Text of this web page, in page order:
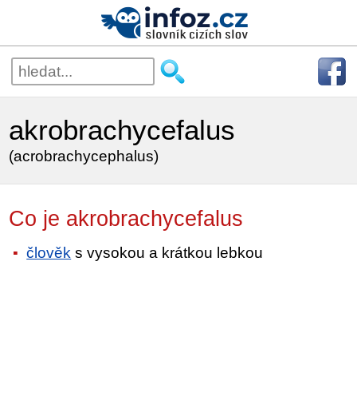
akrobrachycefalus
(acrobrachycephalus)
Co je akrobrachycefalus
člověk s vysokou a krátkou lebkou